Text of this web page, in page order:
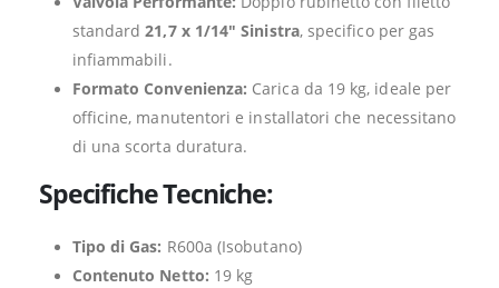
standard21,7 x 1/14″ Sinistra, specifico per gas
infiammabili.
Formato Convenienza: Carica da 19 kg, ideale per
officine, manutentori e installatori che necessitano
di una scorta duratura.
Specifiche Tecniche:
Tipo di Gas: R600a (Isobutano)
Contenuto Netto: 19 kg